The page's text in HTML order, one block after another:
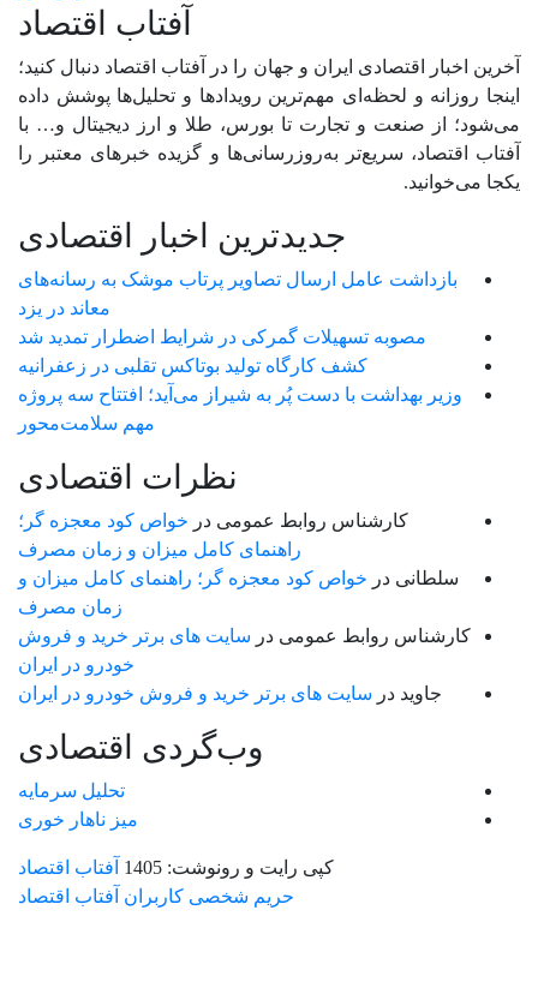
آفتاب اقتصاد
آخرین اخبار اقتصادی ایران و جهان را در آفتاب اقتصاد دنبال کنید؛
اینجا روزانه و لحظه‌ای مهم‌ترین رویدادها و تحلیل‌ها پوشش داده
می‌شود؛ از صنعت و تجارت تا بورس، طلا و ارز دیجیتال و… با
آفتاب اقتصاد، سریع‌تر به‌روزرسانی‌ها و گزیده خبرهای معتبر را
یکجا می‌خوانید.
جدیدترین اخبار اقتصادی
بازداشت عامل ارسال تصاویر پرتاب موشک به رسانه‌های
معاند در یزد
مصوبه تسهیلات گمرکی در شرایط اضطرار تمدید شد
کشف کارگاه تولید بوتاکس تقلبی در زعفرانیه
وزیر بهداشت با دست پُر به شیراز می‌آید؛ افتتاح سه پروژه
مهم سلامت‌محور
نظرات اقتصادی
کارشناس روابط عمومیدرخواص کود معجزه گر؛
راهنمای کامل میزان و زمان مصرف
سلطانیدرخواص کود معجزه گر؛ راهنمای کامل میزان و
زمان مصرف
کارشناس روابط عمومیدرسایت های برتر خرید و فروش
خودرو در ایران
جاویددرسایت های برتر خرید و فروش خودرو در ایران
وب‌گردی اقتصادی
تحلیل سرمایه
میز ناهار خوری
کپی رایت و رونوشت: 1405
آفتاب اقتصاد
حریم شخصی کاربران آفتاب اقتصاد